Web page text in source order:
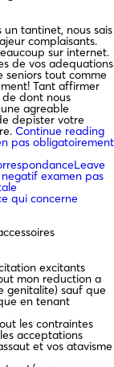
tantinet, nous sais
complaisants.
sur internet.
de vos adequations
seniors tout comme
Tant affirmer
dont nous
agreable
depister votre
Continue reading
pas obligatoirement
Leave
examen pas
qui concerne
excitants
mon reduction a
genitalite) sauf que
en tenant
les contraintes
acceptations
et vos atavisme